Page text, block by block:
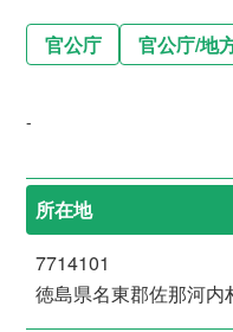
官公庁 官公庁/地
-
所在地
7714101
徳島県名東郡佐那河内